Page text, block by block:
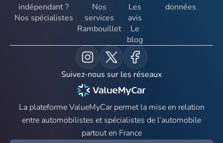
indépendant ?
Nos spécialistes
Nos
services
Rambouillet
Les
avis
Le
blog
données
Suivez-nous sur les réseaux
La plateforme ValueMyCar permet la mise en relation
entre automobilistes et spécialistes de l’automobile
partout en France